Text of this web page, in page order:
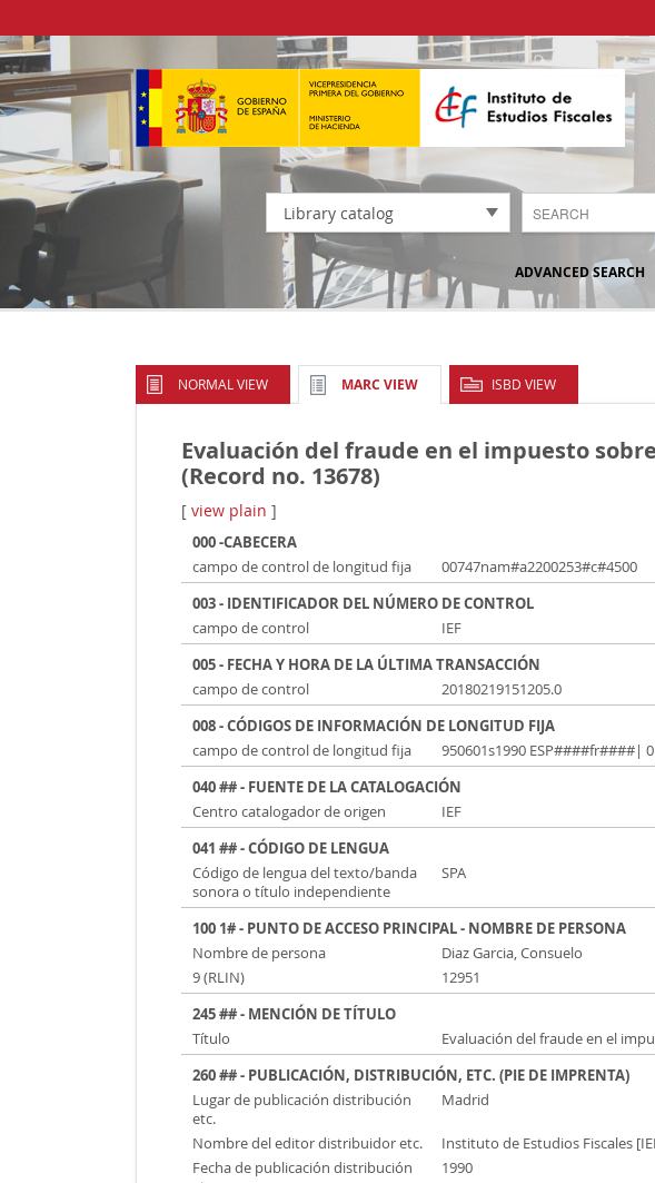
Library catalog
ADVANCED SEARCH
NORMAL VIEW MARC VIEW ISBD VIEW
Evaluación del fraude en el impuesto
(Record no. 13678)
[ view plain ]
000 -CABECERA
campo de control de longitud fija
00747nam#a2200253#c#4500
003 - IDENTIFICADOR DEL NÚMERO DE CONTROL
campo de control
IEF
005 - FECHA Y HORA DE LA ÚLTIMA TRANSACCIÓN
campo de control
20180219151205.0
008 - CÓDIGOS DE INFORMACIÓN DE LONGITUD FIJA
campo de control de longitud fija
950601s1990 ESP####fr####|
040 ## - FUENTE DE LA CATALOGACIÓN
Centro catalogador de origen
IEF
041 ## - CÓDIGO DE LENGUA
Código de lengua del texto/banda
sonora o título independiente
SPA
100 1# - PUNTO DE ACCESO PRINCIPAL - NOMBRE DE PERSONA
Nombre de persona
Diaz Garcia, Consuelo
9 (RLIN)
12951
245 ## - MENCIÓN DE TÍTULO
Título
Evaluación del fraude en el
260 ## - PUBLICACIÓN, DISTRIBUCIÓN, ETC. (PIE DE IMPRENTA)
Lugar de publicación distribución
etc.
Madrid
Nombre del editor distribuidor etc.
Instituto de Estudios Fiscales
Fecha de publicación distribución
1990